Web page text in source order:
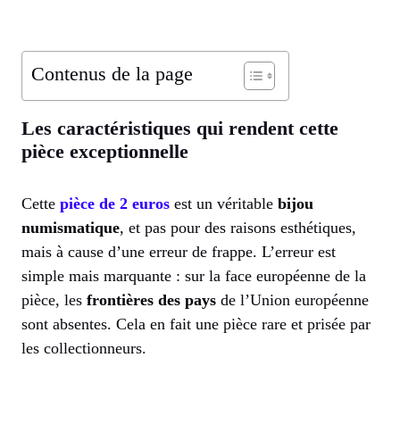
Contenus de la page
Les caractéristiques qui rendent cette
pièce exceptionnelle
Cette pièce de 2 euros est un véritable bijou
numismatique, et pas pour des raisons esthétiques,
mais à cause d’une erreur de frappe. L’erreur est
simple mais marquante : sur la face européenne de la
pièce, les frontières des pays de l’Union européenne
sont absentes. Cela en fait une pièce rare et prisée par
les collectionneurs.